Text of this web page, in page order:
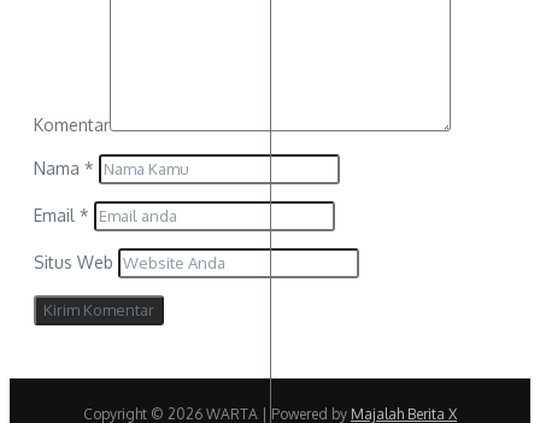
Komentar
Nama *
Email *
Situs Web
Copyright © 2026 WARTA | Powered by Majalah Berita X